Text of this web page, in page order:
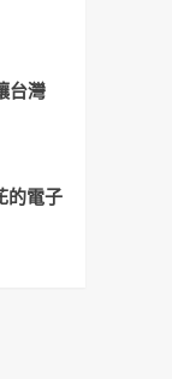
台灣
的電子